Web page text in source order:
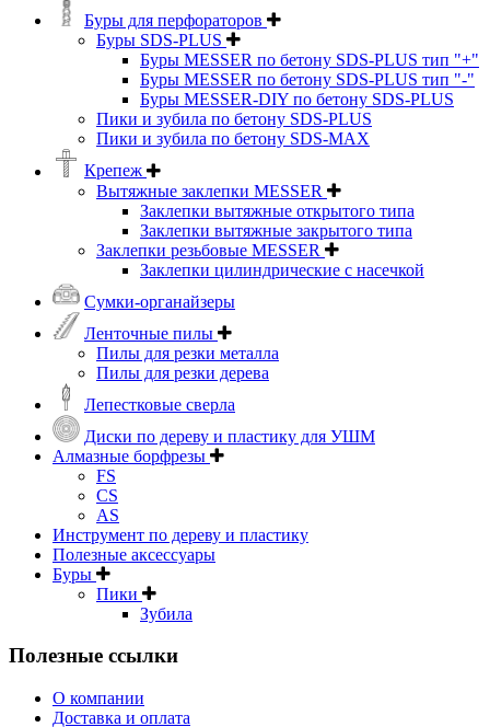
Буры для перфораторов
Буры SDS-PLUS
Буры MESSER по бетону SDS-PLUS тип "+"
Буры MESSER по бетону SDS-PLUS тип "-"
Буры MESSER-DIY по бетону SDS-PLUS
Пики и зубила по бетону SDS-PLUS
Пики и зубила по бетону SDS-MAX
Крепеж
Вытяжные заклепки MESSER
Заклепки вытяжные открытого типа
Заклепки вытяжные закрытого типа
Заклепки резьбовые MESSER
Заклепки цилиндрические с насечкой
Сумки-органайзеры
Ленточные пилы
Пилы для резки металла
Пилы для резки дерева
Лепестковые сверла
Диски по дереву и пластику для УШМ
Алмазные борфрезы
FS
CS
AS
Инструмент по дереву и пластику
Полезные аксессуары
Буры
Пики
Зубила
Полезные ссылки
О компании
Доставка и оплата